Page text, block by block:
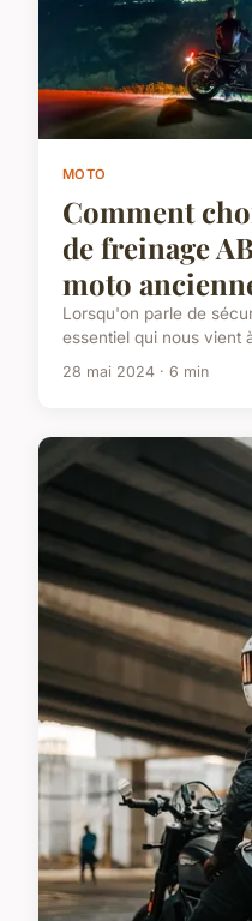
MOTO
Comment
de freinage
moto
Lorsqu'on parle de
essentiel qui nous vient
28 mai 2024 · 6 min